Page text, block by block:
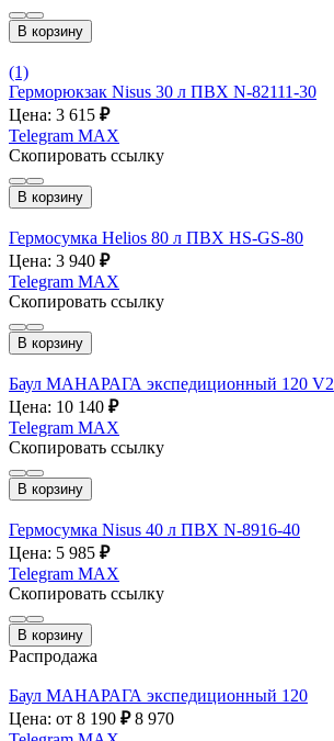
В корзину
(1)
Герморюкзак Nisus 30 л ПВХ N-82111-30
Цена: 3 615 ₽
Telegram MAX
Скопировать ссылку
В корзину
Гермосумка Helios 80 л ПВХ HS-GS-80
Цена: 3 940 ₽
Telegram MAX
Скопировать ссылку
В корзину
Баул МАНАРАГА экспедиционный 120 V2
Цена: 10 140 ₽
Telegram MAX
Скопировать ссылку
В корзину
Гермосумка Nisus 40 л ПВХ N-8916-40
Цена: 5 985 ₽
Telegram MAX
Скопировать ссылку
В корзину
Распродажа
Баул МАНАРАГА экспедиционный 120
Цена: от 8 190 ₽ 8 970